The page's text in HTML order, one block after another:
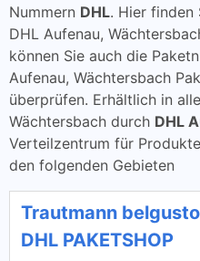
Nummern DHL. Hier finden
DHL Aufenau,
können Sie auch die
Aufenau, Wächtersbach
überprüfen. Erhältlich in
Wächtersbach durch DHL
Verteilzentrum für
den folgenden Gebieten
Trautmann
DHL PAKETSHOP